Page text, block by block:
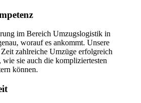
im Bereich Umzugslogistik in
worauf es ankommt. Unsere
zahlreiche Umzüge erfolgreich
sie auch die kompliziertesten
können.